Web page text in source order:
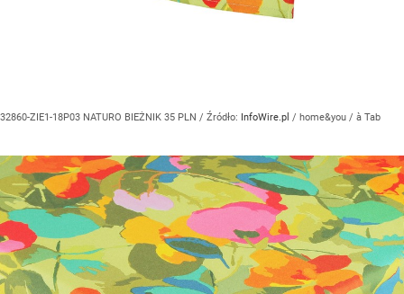
32860-ZIE1-18P03 NATURO BIEŻNIK 35 PLN / Źródło: InfoWire.pl / home&you / à Tab